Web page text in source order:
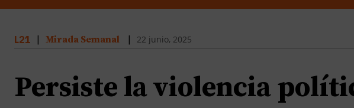
L21 Mirada Semanal 22 junio, 2025
Persiste la violencia